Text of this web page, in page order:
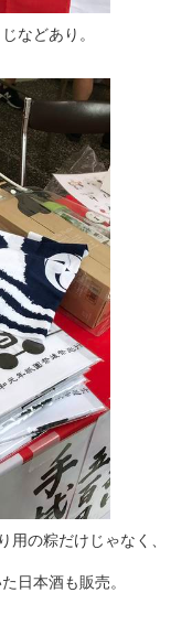
などあり。
の粽だけじゃなく、
日本酒も販売。